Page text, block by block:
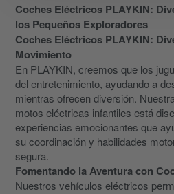
Coches Eléctricos PLAYKIN:
los Pequeños Exploradores
Coches Eléctricos PLAYKIN:
Movimiento
En PLAYKIN, creemos que los
del entretenimiento, ayudando a
mientras ofrecen diversión.
motos eléctricas infantiles está
experiencias emocionantes que
su coordinación y habilidades
segura.
Fomentando la Aventura con
Nuestros vehículos eléctricos